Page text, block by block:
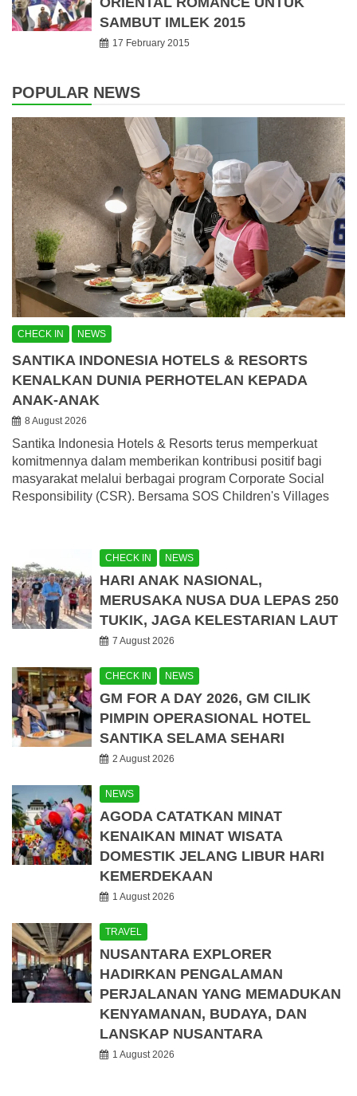
SAMBUT IMLEK 2015
17 February 2015
POPULAR NEWS
CHECK IN NEWS
SANTIKA INDONESIA HOTELS & RESORTS
KENALKAN DUNIA PERHOTELAN KEPADA
ANAK-ANAK
8 August 2026
Santika Indonesia Hotels & Resorts terus memperkuat
komitmennya dalam memberikan kontribusi positif bagi
masyarakat melalui berbagai program Corporate Social
Responsibility (CSR). Bersama SOS Children's Villages
CHECK IN NEWS
HARI ANAK NASIONAL,
MERUSAKA NUSA DUA LEPAS 250
TUKIK, JAGA KELESTARIAN LAUT
7 August 2026
CHECK IN NEWS
GM FOR A DAY 2026, GM CILIK
PIMPIN OPERASIONAL HOTEL
SANTIKA SELAMA SEHARI
2 August 2026
NEWS
AGODA CATATKAN MINAT
KENAIKAN MINAT WISATA
DOMESTIK JELANG LIBUR HARI
KEMERDEKAAN
1 August 2026
TRAVEL
NUSANTARA EXPLORER
HADIRKAN PENGALAMAN
PERJALANAN YANG MEMADUKAN
KENYAMANAN, BUDAYA, DAN
LANSKAP NUSANTARA
1 August 2026